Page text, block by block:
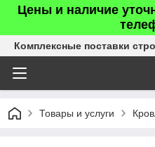
Цены и наличие
Комплексные поставки
Товары и услуги